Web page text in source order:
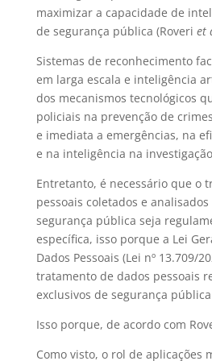
maximizar a capacidade de
de segurança pública (Roveri et
Sistemas de reconhecimento
em larga escala e inteligência
dos mecanismos tecnológicos
policiais na prevenção de
e imediata a emergências, na
e na inteligência na
Entretanto, é necessário que o
pessoais coletados e
segurança pública seja
específica, isso porque a Lei
Dados Pessoais (Lei nº 13.709/
tratamento de dados pessoais
exclusivos de segurança
Isso porque, de acordo com
Como visto, o rol de aplicações